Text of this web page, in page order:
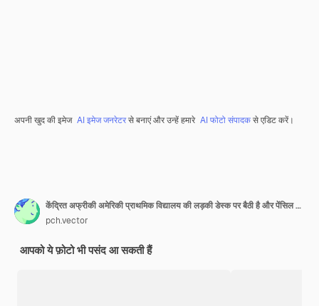
अपनी खुद की इमेज AI इमेज जनरेटरसे बनाएं और उन्हें हमारे AI फोटो संपादकसे एडिट करें।
केंद्रित अफ्रीकी अमेरिकी प्राथमिक विद्यालय की लड़की डेस्क पर बैठी है और पेंसिल से लिख रही है
pch.vector
आपको ये फ़ोटो भी पसंद आ सकती हैं